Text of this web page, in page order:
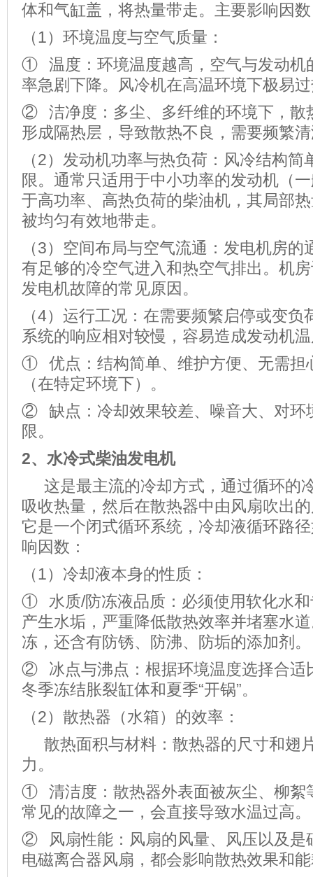
体和气缸盖，将热量带走。主要影响因
（1）环境温度与空气质量：
① 温度：环境温度越高，空气与发动机
率急剧下降。风冷机在高温环境下极易
② 洁净度：多尘、多纤维的环境下，散
形成隔热层，导致散热不良，需要频繁
（2）发动机功率与热负荷：风冷结构简
限。通常只适用于中小功率的发动机（
于高功率、高热负荷的柴油机，其局部
被均匀有效地带走。
（3）空间布局与空气流通：发电机房
有足够的冷空气进入和热空气排出。机
发电机故障的常见原因。
（4）运行工况：在需要频繁启停或变
系统的响应相对较慢，容易造成发动机
① 优点：结构简单、维护方便、无需担
（在特定环境下）。
② 缺点：冷却效果较差、噪音大、对环
限。
2、 水冷式柴油发电机
这是最主流的冷却方式，通过循环的
吸收热量，然后在散热器中由风扇吹出
它是一个闭式循环系统，冷却液循环路
响因数：
（1）冷却液本身的性质：
① 水质/防冻液品质：必须使用软化水和
产生水垢，严重降低散热效率并堵塞水
冻，还含有防锈、防沸、防垢的添加剂。
② 冰点与沸点：根据环境温度选择合适
冬季冻结胀裂缸体和夏季“开锅”。
（2）散热器（水箱）的效率：
散热面积与材料：散热器的尺寸和翅
力。
① 清洁度：散热器外表面被灰尘、柳絮
常见的故障之一，会直接导致水温过高。
② 风扇性能：风扇的风量、风压以及是
电磁离合器风扇，都会影响散热效果和